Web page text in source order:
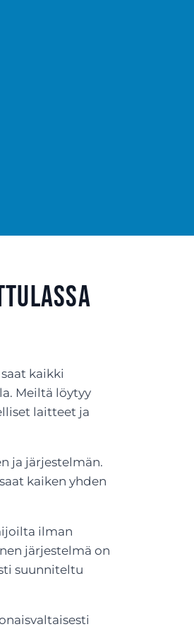
kaikki
Meiltä löytyy
laitteet ja
ja järjestelmän.
kaiken yhden
ilman
järjestelmä on
suunniteltu